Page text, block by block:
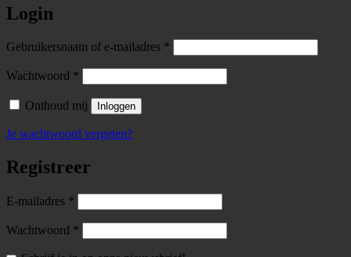
Login
Gebruikersnaam of e-mailadres *
Wachtwoord *
Onthoud mij Inloggen
Je wachtwoord vergeten?
Registreer
E-mailadres *
Wachtwoord *